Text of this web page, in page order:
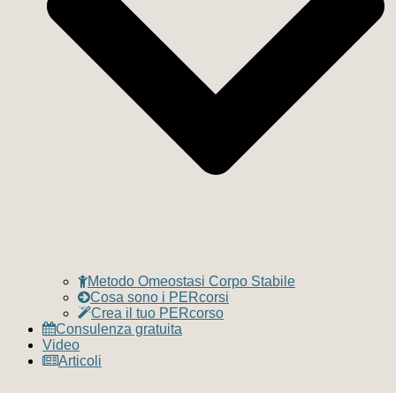
Metodo Omeostasi Corpo Stabile
Cosa sono i PERcorsi
Crea il tuo PERcorso
Consulenza gratuita
Video
Articoli